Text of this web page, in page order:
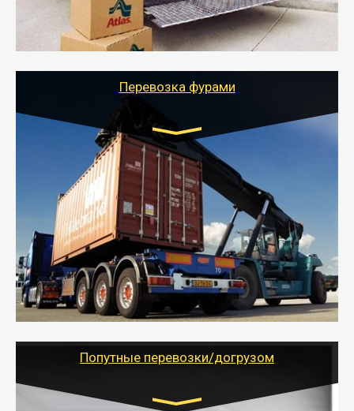
- Тайгер Логистик подберет автотранспорт, быстро и
качественно организует переезд к новому месту
службы или работы с гарантией сохранности груза и
оформлением документов, подтверждающих
Перевозка фурами
Транспорт:
Еврофура Тент от 5 до 10 тонн
грузоподъемность
от 10 000 руб. Возможен догруз
- Доставка фурой до 20 т возможна для больших
объемов грузов, упакованных в коробки, мешки,
паллеты и россыпью в самые отдаленные места
России с гарантией полной сохранности.
- Тайгер Логистик предоставляет услуги по
грузоперевозкам для физических и юридических лиц
Попутные перевозки/догрузом